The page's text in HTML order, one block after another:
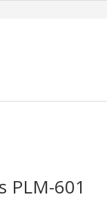
PLM-601